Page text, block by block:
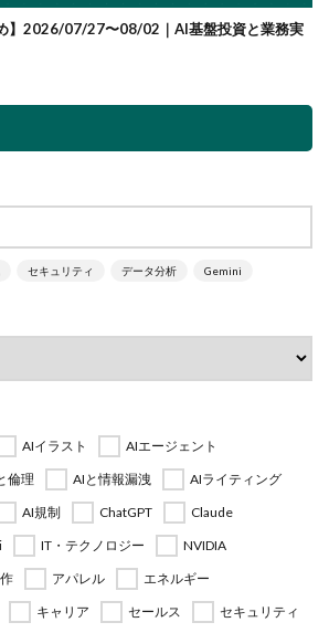
】2026/07/27〜08/02｜AI基盤投資と業務実
セキュリティ データ分析 Gemini
AIイラスト
AIエージェント
倫理 AIと情報漏洩
AIライティング
AI規制 ChatGPT
Claude
IT・テクノロジー
NVIDIA
アパレル
エネルギー
キャリア セールス セキュリティ